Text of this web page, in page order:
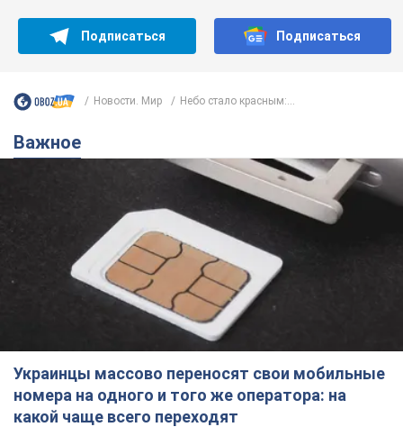
Подписаться Подписаться
Новости. Мир Небо стало красным:...
Важное
Украинцы массово переносят свои мобильные
номера на одного и того же оператора: на
какой чаще всего переходят